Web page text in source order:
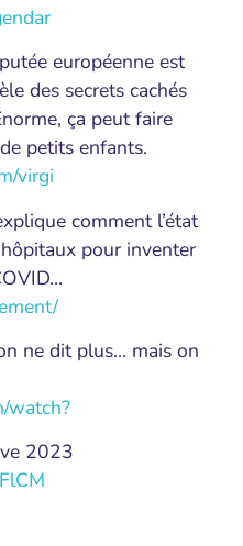
européenne est
des secrets cachés
ça peut faire
petits enfants.
virgi
comment l’état
pour inventer
ne dit plus… mais on
watch?
2023